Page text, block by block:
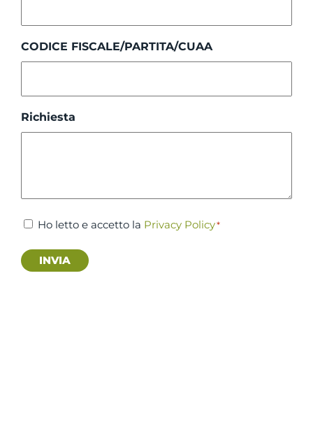
CODICE FISCALE/PARTITA/CUAA
Richiesta
Consenso
Ho letto e accetto la Privacy Policy*